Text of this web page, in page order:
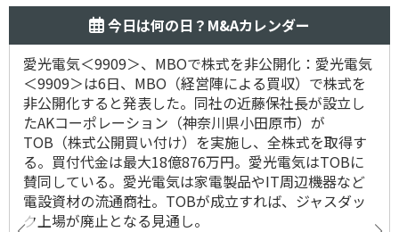
今日は何の日？M&Aカレンダー
愛光電気＜9909＞、MBOで株式を非公開化：愛光電気
＜9909＞は6日、MBO（経営陣による買収）で株式を
非公開化すると発表した。同社の近藤保社長が設立し
たAKコーポレーション（神奈川県小田原市）が
TOB（株式公開買い付け）を実施し、全株式を取得す
る。買付代金は最大18億876万円。愛光電気はTOBに
賛同している。愛光電気は家電製品やIT周辺機器など
電設資材の流通商社。TOBが成立すれば、ジャスダッ
ク上場が廃止となる見通し。